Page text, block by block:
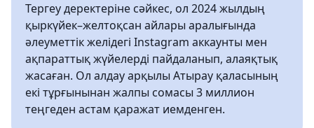
Тергеу деректеріне сәйкес, ол 2024 жылдың
қыркүйек–желтоқсан айлары аралығында
әлеуметтік желідегі Instagram аккаунты мен
ақпараттық жүйелерді пайдаланып, алаяқтық
жасаған. Ол алдау арқылы Атырау қаласының
екі тұрғынынан жалпы сомасы 3 миллион
теңгеден астам қаражат иемденген.